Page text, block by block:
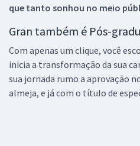
que tanto sonhou no meio
Gran também é Pós-
Com apenas um clique, você
inicia a transformação da sua
sua jornada rumo a aprovação
almeja, e já com o título de